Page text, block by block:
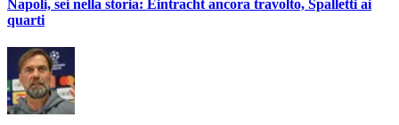
Napoli, sei nella storia: Eintracht ancora travolto, Spalletti ai
quarti